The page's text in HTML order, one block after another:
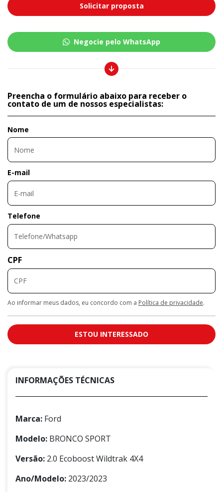
Solicitar proposta
Negocie pelo WhatsApp
Preencha o formulário abaixo para receber o
contato de um de nossos especialistas:
Nome
E-mail
Telefone
CPF
Ao informar meus dados, eu concordo com a Política de privacidade.
ESTOU INTERESSADO
INFORMAÇÕES TÉCNICAS
Marca: Ford
Modelo: BRONCO SPORT
Versão: 2.0 Ecoboost Wildtrak 4X4
Ano/Modelo: 2023/2023